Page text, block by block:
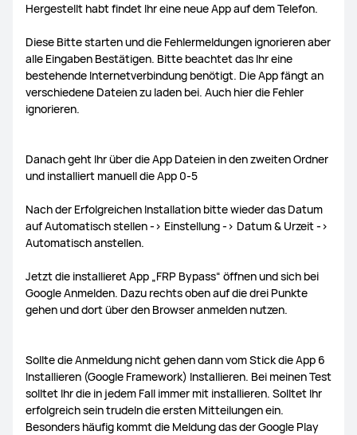
Hergestellt habt findet Ihr eine neue App auf dem Telefon.
Diese Bitte starten und die Fehlermeldungen ignorieren aber
alle Eingaben Bestätigen. Bitte beachtet das Ihr eine
bestehende Internetverbindung benötigt. Die App fängt an
verschiedene Dateien zu laden bei. Auch hier die Fehler
ignorieren.
Danach geht Ihr über die App Dateien in den zweiten Ordner
und installiert manuell die App 0-5
Nach der Erfolgreichen Installation bitte wieder das Datum
auf Automatisch stellen -> Einstellung -> Datum & Urzeit ->
Automatisch anstellen.
Jetzt die installieret App „FRP Bypass“ öffnen und sich bei
Google Anmelden. Dazu rechts oben auf die drei Punkte
gehen und dort über den Browser anmelden nutzen.
Sollte die Anmeldung nicht gehen dann vom Stick die App 6
Installieren (Google Framework) Installieren. Bei meinen Test
solltet Ihr die in jedem Fall immer mit installieren. Solltet Ihr
erfolgreich sein trudeln die ersten Mitteilungen ein.
Besonders häufig kommt die Meldung das der Google Play